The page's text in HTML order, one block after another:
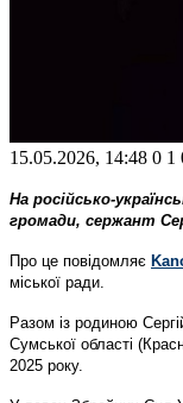
15.05.2026, 14:48 0 1
На російсько-
громади, сержант
Про це повідомляє
міської ради.
Разом із родиною
Сумської області
2025 року.